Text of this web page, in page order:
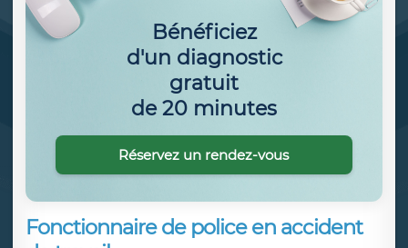
Fonctionnaire de police en accident
Bénéficiez
d'un diagnostic
gratuit
de 20 minutes
Réservez un rendez-vous